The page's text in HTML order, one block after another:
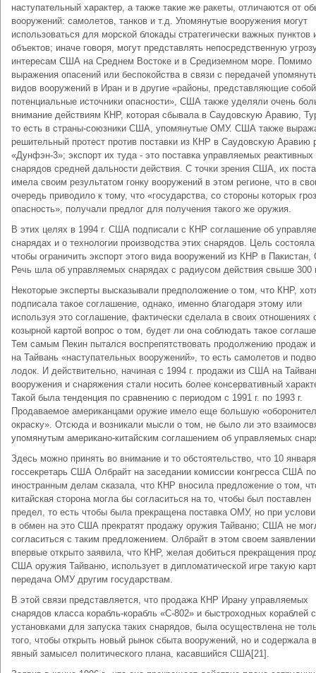
наступательный характер, а также такие же ракеты, отличаются от
вооружений: самолетов, танков и т.д. Упомянутые вооружения могут
использоваться для морской блокады стратегически важных пунктов
объектов; иначе говоря, могут представлять непосредственную
интересам США на Среднем Востоке и в Средиземном море. Помимо
выражения опасений или беспокойства в связи с передачей
видов вооружений в Иран и в другие «районы, представляющие собой
потенциальные источники опасности», США также уделяли очень
внимание действиям КНР, которая сбывала в Саудовскую Аравию,
то есть в страны-союзники США, упомянутые ОМУ. США также
решительный протест против поставки из КНР в Саудовскую Аравию
«Дунфэн-3»; экспорт их туда - это поставка управляемых реактивных
снарядов средней дальности действия. С точки зрения США, их
имела своим результатом гонку вооружений в этом регионе, что в
очередь приводило к тому, что «государства, со стороны которых
опасность», получали предлог для получения такого же оружия.
В этих целях в 1994 г. США подписали с КНР соглашение об
снарядах и о технологии производства этих снарядов. Цель
чтобы ограничить экспорт этого вида вооружений из КНР в
Речь шла об управляемых снарядах с радиусом действия свыше 300
Некоторые эксперты высказывали предположение о том, что КНР,
подписала такое соглашение, однако, именно благодаря этому или
используя это соглашение, фактически сделала в своих
козырной картой вопрос о том, будет ли она соблюдать такое
Тем самым Пекин пытался воспрепятствовать продолжению продаж
на Тайвань «наступательных вооружений», то есть самолетов и
лодок. И действительно, начиная с 1994 г. продажи из США на
вооружения и снаряжения стали носить более консервативный
Такой была тенденция по сравнению с периодом с 1991 г. по 1993 г.
Продаваемое американцами оружие имело еще большую
окраску». Отсюда и возникали мысли о том, не было ли это
упомянутым американо-китайским соглашением об управляемых
Здесь можно принять во внимание и то обстоятельство, что 10
госсекретарь США Олбрайт на заседании комиссии конгресса США по
иностранным делам сказала, что КНР вносила предложение о том,
китайская сторона могла бы согласиться на то, чтобы был поставлен
предел, то есть чтобы была прекращена поставка ОМУ, но при
в обмен на это США прекратят продажу оружия Тайваню; США не
согласиться с таким предложением. Олбрайт в этом своем заявлении
впервые открыто заявила, что КНР, желая добиться прекращения
США оружия Тайваню, использует в дипломатической игре такую
передача ОМУ другим государствам.
В этой связи представляется, что продажа КНР Ирану управляемых
снарядов класса корабль-корабль «С-802» и быстроходных кораблей с
установками для запуска таких снарядов, была осуществлена не
того, чтобы открыть новый рынок сбыта вооружений, но и содержала
явный замысел политического плана, касавшийся США[21].